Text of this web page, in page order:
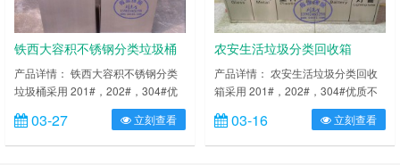
铁西大容积不锈钢分类垃圾桶
产品详情： 铁西大容积不锈钢分类
垃圾桶采用 201#，202#，304#优
质不锈钢材料模压成型，坚固耐用，
不易破损；耐火安全，抗高低温，适
合各种恶劣气候条件；金属亮泽，高
03-27 立刻查看
农安生活垃圾分类回收箱
产品详情： 农安生活垃圾分类回收
箱采用 201#，202#，304#优质不
锈钢材料模压成型，坚固耐用，不易
破损；耐火安全，抗高低温，适合各
种恶劣气候条件；金属亮泽，高雅美
03-16 立刻查看